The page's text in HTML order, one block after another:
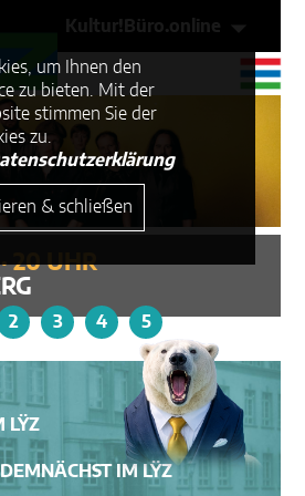
um Ihnen den
zu bieten. Mit der
stimmen Sie der
zu.
& schließen
Kultur!Büro.online
20 UHR
2 3 4 5
LŸZ
IM LŸZ